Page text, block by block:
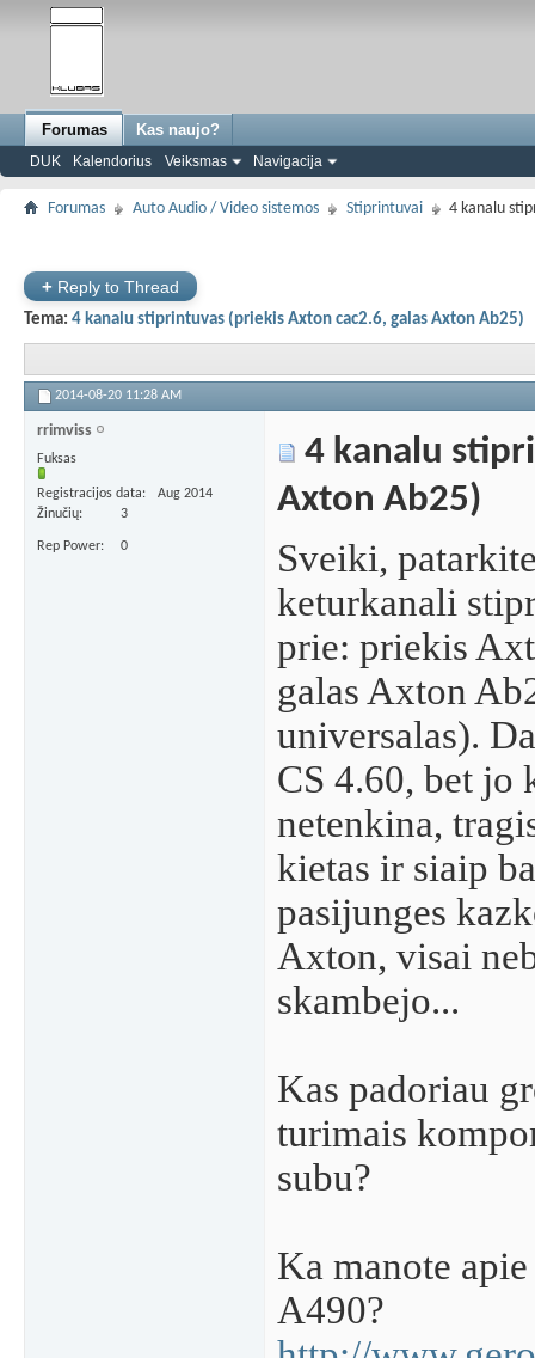
Forumas
DUK Kalendorius Veiksmas Navigacija
Kas naujo?
Forumas Auto Audio / Video sistemos Stiprintuvai 4 kanalu
+ Reply to Thread
Tema: 4 kanalu stiprintuvas (priekis Axton cac2.6, galas Axton Ab25)
2014-08-20 11:28 AM
rrimviss
Fuksas
Registracijos data
Aug 2014
Žinučių
3
Rep Power 0
4 kanalu
Axton Ab25)
Sveiki,
keturkanali
prie: priekis
galas Axton
universalas).
CS 4.60, bet jo
netenkina,
kietas ir siaip
pasijunges
Axton, visai
skambejo...
Kas padoriau
turimais
subu?
Ka manote
A490?